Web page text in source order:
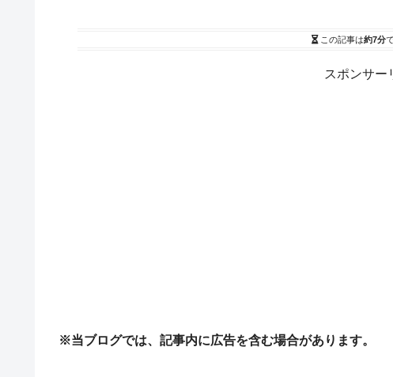
この記事は約7分
スポンサー
※当ブログでは、記事内に広告を含む場合があります。